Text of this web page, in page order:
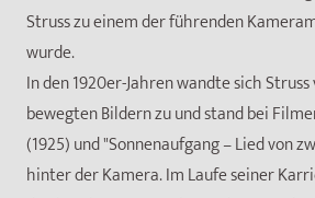
Struss zu einem der führenden
wurde.
In den 1920er-Jahren wandte sich
bewegten Bildern zu und stand bei
(1925) und "Sonnenaufgang – Lied von
hinter der Kamera. Im Laufe seiner